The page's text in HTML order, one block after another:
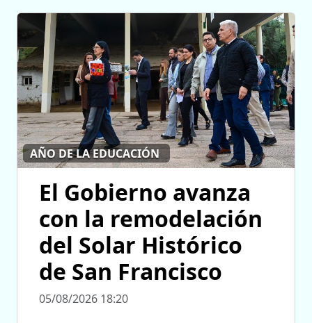
AÑO DE LA EDUCACIÓN
El Gobierno avanza
con la remodelación
del Solar Histórico
de San Francisco
05/08/2026 18:20